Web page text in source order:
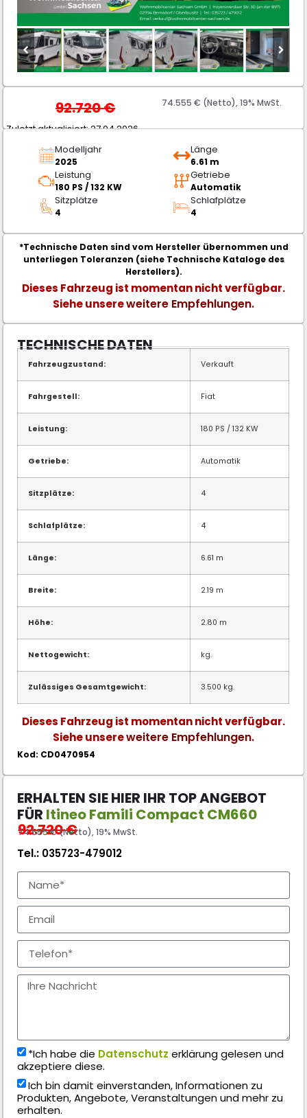
92.720€ 74.555 € (Netto), 19% MwSt.
Zuletzt aktualisiert: 27.04.2026
Modelljahr
2025
Länge
6.61 m
Leistung
180 PS / 132 KW
Getriebe
Automatik
Sitzplätze
4
Schlafplätze
4
*Technische Daten sind vom Hersteller übernommen und
unterliegen Toleranzen (siehe Technische Kataloge des
Herstellers).
Dieses Fahrzeug ist momentan nicht verfügbar.
Siehe unsereweitere Empfehlungen.
TECHNISCHE DATEN
Fahrzeugzustand: Verkauft
Fahrgestell: Fiat
Leistung: 180 PS / 132 KW
Getriebe: Automatik
Sitzplätze: 4
Schlafplätze: 4
Länge: 6.61 m
Breite: 2.19 m
Höhe: 2.80 m
Nettogewicht: kg.
Zulässiges Gesamtgewicht: 3.500 kg.
Dieses Fahrzeug ist momentan nicht verfügbar.
Siehe unsereweitere Empfehlungen.
Kod: CD0470954
ERHALTEN SIE HIER IHR TOP ANGEBOT
FÜR Itineo Famili Compact CM660
92.720€
74.555 € (Netto), 19% MwSt.
Tel.: 035723-479012
*Ich habe die Datenschutz erklärung gelesen und
akzeptiere diese.
Ich bin damit einverstanden, Informationen zu
Produkten, Angebote, Veranstaltungen und mehr zu
erhalten.